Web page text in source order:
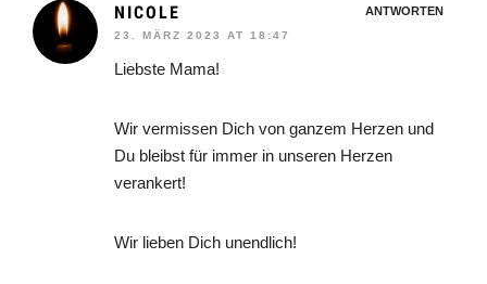
NICOLE
23. MÄRZ 2023 AT 18:47
ANTWORTEN
Liebste Mama!
Wir vermissen Dich von ganzem Herzen und
Du bleibst für immer in unseren Herzen
verankert!
Wir lieben Dich unendlich!